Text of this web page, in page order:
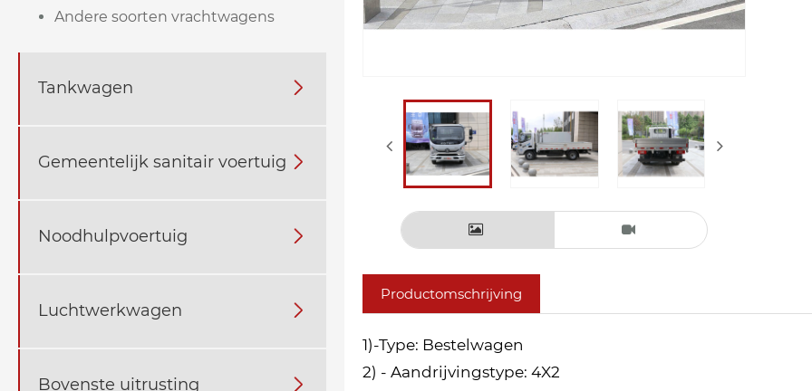
Andere soorten vrachtwagens
Tankwagen 
Gemeentelijk sanitair voertuig 
Noodhulpvoertuig 
Luchtwerkwagen 
Bovenste uitrusting 
Productomschrijving
1)-Type: Bestelwagen
2) - Aandrijvingstype: 4X2